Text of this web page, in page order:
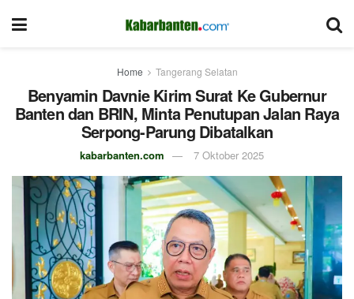
Home Tangerang Selatan
Benyamin Davnie Kirim Surat Ke Gubernur
Banten dan BRIN, Minta Penutupan Jalan Raya
Serpong-Parung Dibatalkan
kabarbanten.com 7 Oktober 2025